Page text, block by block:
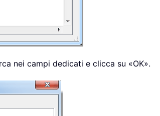
nei campi dedicati e clicca su «OK».